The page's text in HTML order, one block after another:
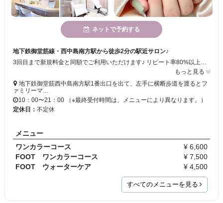
ネットで予約する
地下鉄御堂筋線・西中島南方駅から徒歩2分の駅近サロン♪
もっと見る
地下鉄御堂筋西中島南方駅1番出口を出て、左手に横断歩道を渡るとフ
ァミリーマ…
10：00〜21：00 （※最終受付時間は、メニューにより異なります。）
定休日： 不定休
メニュー
ワンカラーコース
¥ 6,600
FOOT ワンカラーコース
¥ 7,500
FOOT ウォーターケア
¥ 4,500
すべてのメニューを見る